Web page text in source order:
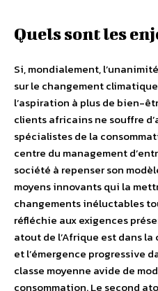
Quels sont les
Si, mondialement,
sur le changement
l’aspiration à plus de bien-
clients africains ne souffre
spécialistes de la
centre du management
société à repenser son
moyens innovants qui la
changements inéluctables
réfléchie aux exigences
atout de l’Afrique est dans
et l’émergence progressive
classe moyenne avide de
consommation. Le second